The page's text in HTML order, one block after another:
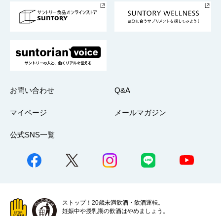
採用情報
お問い合わせ Q&A
マイページ メールマガジン
公式SNS一覧
ストップ！20歳未満飲酒・飲酒運転。
妊娠中や授乳期の飲酒はやめましょう。